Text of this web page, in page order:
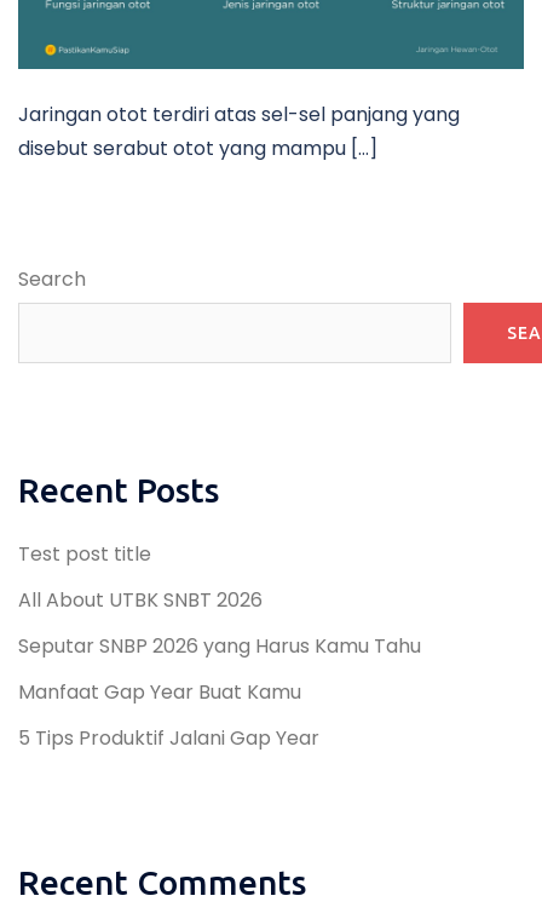
Jaringan otot terdiri atas sel-sel panjang yang
disebut serabut otot yang mampu […]
Search
Recent Posts
Test post title
All About UTBK SNBT 2026
Seputar SNBP 2026 yang Harus Kamu Tahu
Manfaat Gap Year Buat Kamu
5 Tips Produktif Jalani Gap Year
Recent Comments